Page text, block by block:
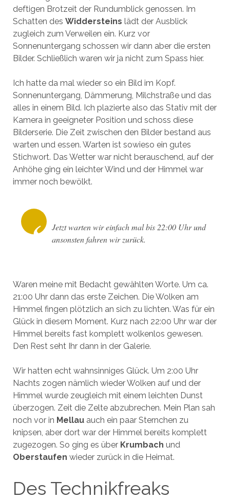
deftigen Brotzeit der Rundumblick genossen. Im
Schatten des Widdersteins lädt der Ausblick
zugleich zum Verweilen ein. Kurz vor
Sonnenuntergang schossen wir dann aber die ersten
Bilder. Schließlich waren wir ja nicht zum Spass hier.
Ich hatte da mal wieder so ein Bild im Kopf.
Sonnenuntergang, Dämmerung, Milchstraße und das
alles in einem Bild. Ich plazierte also das Stativ mit der
Kamera in geeigneter Position und schoss diese
Bilderserie. Die Zeit zwischen den Bilder bestand aus
warten und essen. Warten ist sowieso ein gutes
Stichwort. Das Wetter war nicht berauschend, auf der
Anhöhe ging ein leichter Wind und der Himmel war
immer noch bewölkt.
Jetzt warten wir einfach mal bis 22:00 Uhr und
ansonsten fahren wir zurück.
Waren meine mit Bedacht gewählten Worte. Um ca.
21:00 Uhr dann das erste Zeichen. Die Wolken am
Himmel fingen plötzlich an sich zu lichten. Was für ein
Glück in diesem Moment. Kurz nach 22:00 Uhr war der
Himmel bereits fast komplett wolkenlos gewesen.
Den Rest seht Ihr dann in der Galerie.
Wir hatten echt wahnsinniges Glück. Um 2:00 Uhr
Nachts zogen nämlich wieder Wolken auf und der
Himmel wurde zeugleich mit einem leichten Dunst
überzogen. Zeit die Zelte abzubrechen. Mein Plan sah
noch vor in Mellauauch ein paar Sternchen zu
knipsen, aber dort war der Himmel bereits komplett
zugezogen. So ging es über Krumbach und
Oberstaufen wieder zurück in die Heimat.
Des Technikfreaks